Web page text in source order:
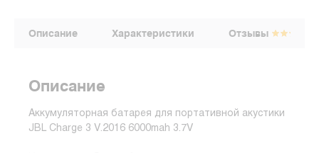
Описание Характеристики Отзывы
Описание
Аккумуляторная батарея для портативной акустики
JBL Charge 3 V.2016 6000mah 3.7V